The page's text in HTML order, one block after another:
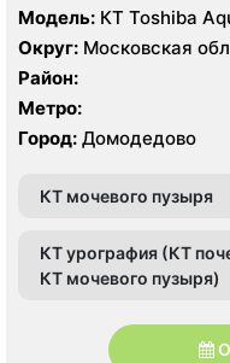
Модель: КТ Toshiba
Округ: Московская
Район:
Метро:
Город: Домодедово
КТ мочевого пузыря
КТ урография (КТ
КТ мочевого пузыря)